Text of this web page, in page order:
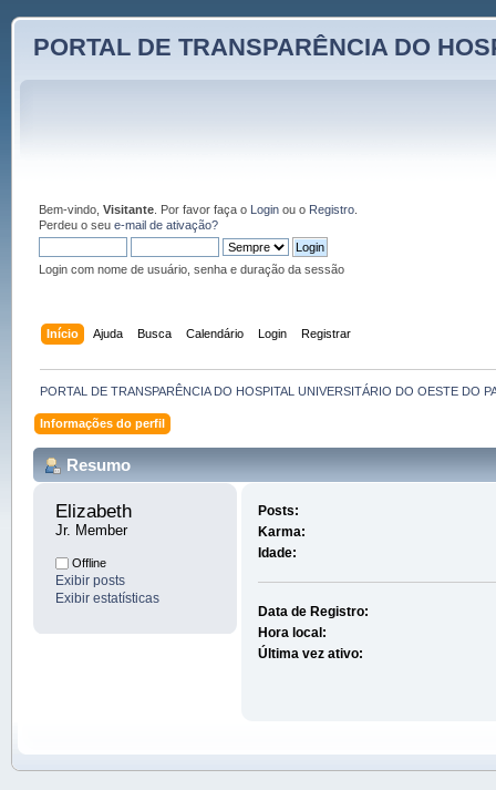
PORTAL DE TRANSPARÊNCIA DO
Bem-vindo, Visitante. Por favor faça o Loginou o Registro.
Perdeu o seu e-mail de ativação?
Login com nome de usuário, senha e duração da sessão
Início Ajuda Busca Calendário Login Registrar
PORTAL DE TRANSPARÊNCIA DO HOSPITAL UNIVERSITÁRIO DO OESTE DO
Informações do perfil
Resumo
Elizabeth
Jr. Member
Offline
Exibir posts
Exibir estatísticas
Posts:
Karma:
Idade:
Data de Registro:
Hora local:
Última vez ativo: